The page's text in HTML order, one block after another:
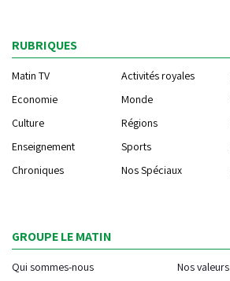
RUBRIQUES
Matin TV Activités royales
Economie
Monde
Culture
Régions
Enseignement
Sports
Chroniques
Nos Spéciaux
GROUPE LE MATIN
Qui sommes-nous
Nos valeurs